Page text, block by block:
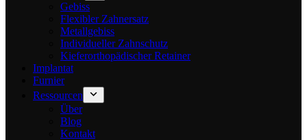
Gebiss
Flexibler Zahnersatz
Metallgebiss
Individueller Zahnschutz
Kieferorthopädischer Retainer
Implantat
Furnier
Ressourcen
Über
Blog
Kontakt